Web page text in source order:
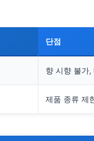
단점
향 시향 불가,
제품 종류 제